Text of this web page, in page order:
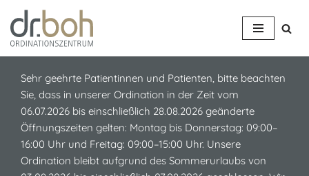
Z
u
Sehr geehrte Patientinnen und Patienten, bitte beachten
Sie, dass in unserer Ordination in der Zeit vom
06.07.2026 bis einschließlich 28.08.2026 geänderte
Öffnungszeiten gelten: Montag bis Donnerstag: 09:00–
16:00 Uhr und Freitag: 09:00–15:00 Uhr. Unsere
Ordination bleibt aufgrund des Sommerurlaubs von